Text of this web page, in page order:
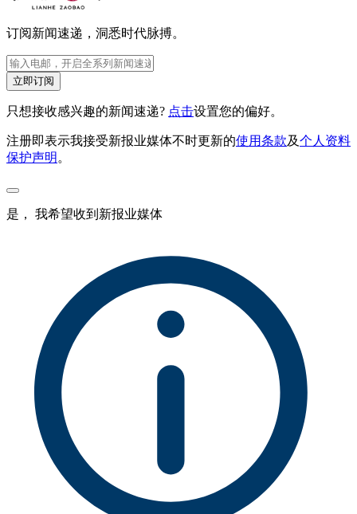
订阅新闻速递，洞悉时代脉搏。
立即订阅
只想接收感兴趣的新闻速递? 点击设置您的偏好。
注册即表示我接受新报业媒体不时更新的使用条款及个人资料
保护声明 。
是， 我希望收到新报业媒体